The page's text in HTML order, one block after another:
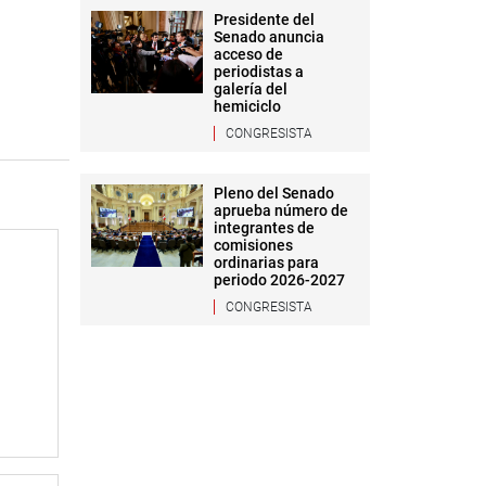
Presidente del
Senado anuncia
acceso de
periodistas a
galería del
hemiciclo
CONGRESISTA
Pleno del Senado
aprueba número de
integrantes de
comisiones
ordinarias para
periodo 2026-2027
CONGRESISTA